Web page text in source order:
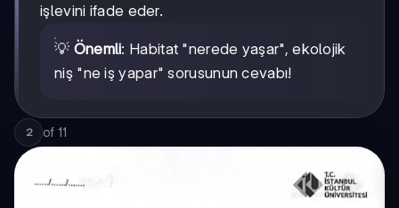
işlevini ifade eder.
💡 Önemli: Habitat "nerede yaşar", ekolojik
niş "ne iş yapar" sorusunun cevabı!
2 of 11